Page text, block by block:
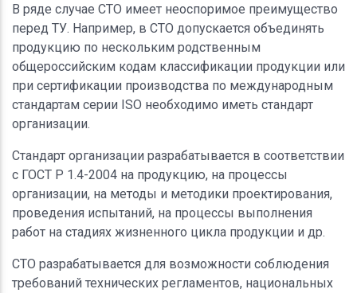
В ряде случае СТО имеет неоспоримое преимущество
перед ТУ. Например, в СТО допускается объединять
продукцию по нескольким родственным
общероссийским кодам классификации продукции или
при сертификации производства по международным
стандартам серии ISO необходимо иметь стандарт
организации.
Стандарт организации разрабатывается в соответствии
с ГОСТ Р 1.4-2004 на продукцию, на процессы
организации, на методы и методики проектирования,
проведения испытаний, на процессы выполнения
работ на стадиях жизненного цикла продукции и др.
СТО разрабатывается для возможности соблюдения
требований технических регламентов, национальных